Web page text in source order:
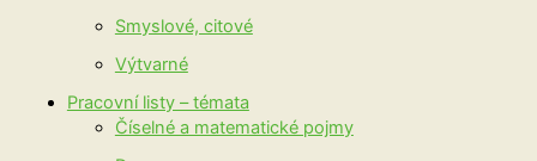
Smyslové, citové
Výtvarné
Pracovní listy – témata
Číselné a matematické pojmy